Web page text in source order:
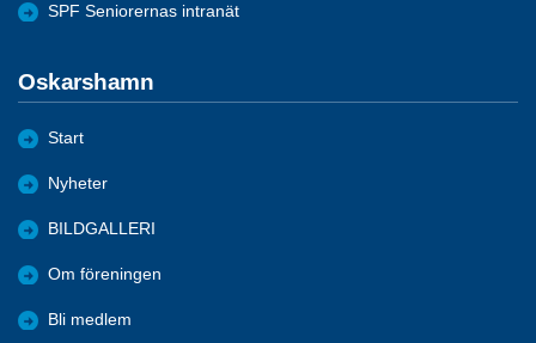
SPF Seniorernas intranät
Oskarshamn
Start
Nyheter
BILDGALLERI
Om föreningen
Bli medlem